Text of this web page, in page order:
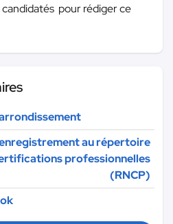
pour rédiger ce
au répertoire
professionnelles
(RNCP)